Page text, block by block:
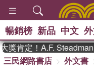
暢銷榜 新品 中文
肯定！A.F. Steadman
三民網路書店
外文書